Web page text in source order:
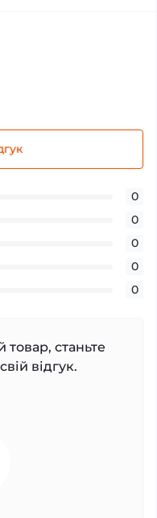
0
0
0
0
0
товар, станьте
відгук.